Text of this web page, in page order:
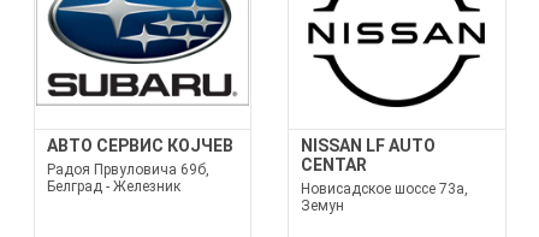
АВТО СЕРВИС КОЈЧЕВ
Радоя Првуловича 69б,
Белград - Железник
NISSAN LF AUTO
CENTAR
Новисадское шоссе 73а,
Земун